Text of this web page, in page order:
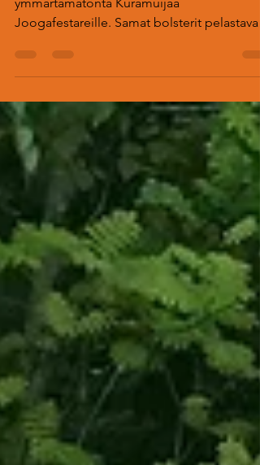
Metriset bolsterit heittävät joogasta mitään
Joogafestareille. Samat bolsterit pelastavat
jo Maria arkea joka päiv